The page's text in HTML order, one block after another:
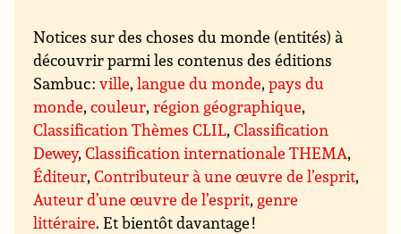
Notices sur des choses du monde (entités) à
découvrir parmi les contenus des éditions
Sambuc :ville,langue du monde,pays du
monde,couleur,région géographique,
Classification Thèmes CLIL,Classification
Dewey,Classification internationale THEMA,
Éditeur,Contributeur à une œuvre de l’esprit,
Auteur d’une œuvre de l’esprit, genre
littéraire. Et bientôt davantage !